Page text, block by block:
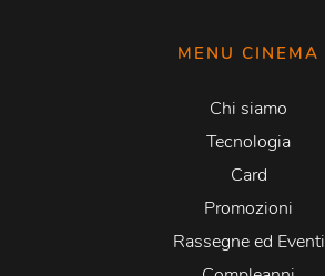
MENU CINEMA
Chi siamo
Tecnologia
Card
Promozioni
Rassegne ed Eventi